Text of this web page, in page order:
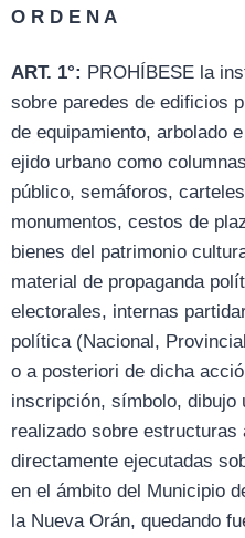
O R D E N A
ART. 1°: PROHÍBESE la
sobre paredes de edificios
de equipamiento, arbolado
ejido urbano como
público, semáforos,
monumentos, cestos de
bienes del patrimonio
material de propaganda
electorales, internas
política (Nacional,
o a posteriori de dicha
inscripción, símbolo, dibujo
realizado sobre estructuras
directamente ejecutadas
en el ámbito del Municipio
la Nueva Orán, quedando